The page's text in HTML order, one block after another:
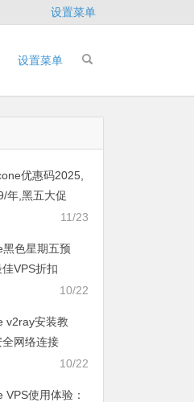
设置菜单
设置菜单
优惠码2025,
年,黑五大促
11/23
色星期五预
VPS折扣
10/22
v2ray安装教
网络连接
10/22
VPS使用体验：